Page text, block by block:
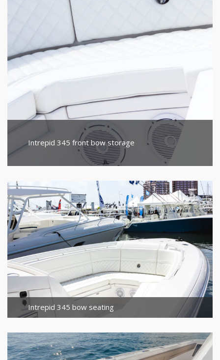
Intrepid 345 front bow storage
Intrepid 345 bow seating